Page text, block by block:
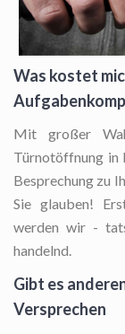
Was kostet
Mit großer
Türnotöffnung in
Besprechung zu
Sie glauben!
werden wir -
handelnd.
Gibt es
Versprechen